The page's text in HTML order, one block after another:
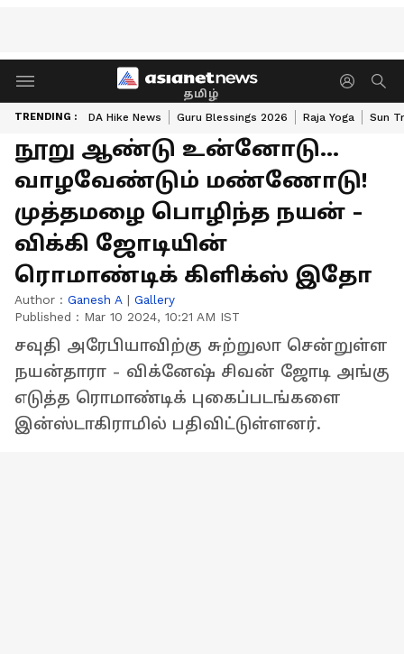
தமிழ்
TRENDING : DA Hike News Guru Blessings 2026 Raja Yoga Sun
நூறு ஆண்டு உன்னோடு...
வாழவேண்டும் மண்ணோடு!
முத்தமழை பொழிந்த நயன் -
விக்கி ஜோடியின்
ரொமாண்டிக் கிளிக்ஸ் இதோ
Author : Ganesh A | Gallery
Published : Mar 10 2024, 10:21 AM IST
சவுதி அரேபியாவிற்கு சுற்றுலா சென்றுள்ள
நயன்தாரா - விக்னேஷ் சிவன் ஜோடி அங்கு
எடுத்த ரொமாண்டிக் புகைப்படங்களை
இன்ஸ்டாகிராமில் பதிவிட்டுள்ளனர்.